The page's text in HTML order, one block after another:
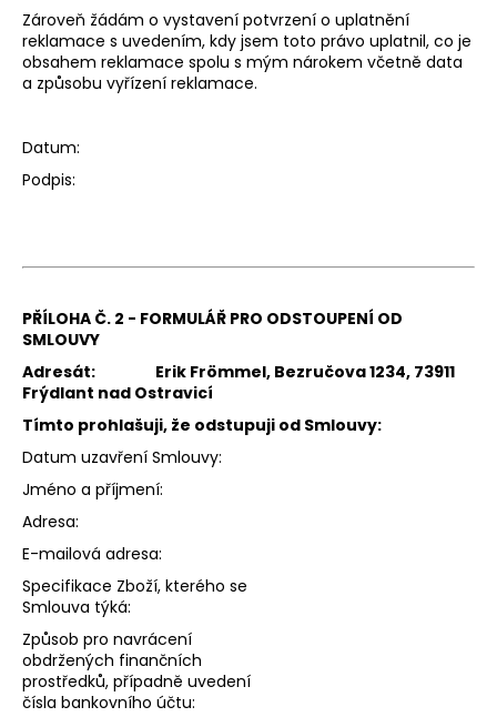
Zároveň žádám o vystavení potvrzení o uplatnění
reklamace s uvedením, kdy jsem toto právo uplatnil, co je
obsahem reklamace spolu s mým nárokem včetně data
a způsobu vyřízení reklamace.
Datum:
Podpis:
PŘÍLOHA Č. 2 - FORMULÁŘ PRO ODSTOUPENÍ OD
SMLOUVY
Adresát:
Erik Frömmel, Bezručova 1234, 73911
Frýdlant nad Ostravicí
Tímto prohlašuji, že odstupuji od Smlouvy:
Datum uzavření Smlouvy:
Jméno a příjmení:
Adresa:
E-mailová adresa:
Specifikace Zboží, kterého se
Smlouva týká:
Způsob pro navrácení
obdržených finančních
prostředků, případně uvedení
čísla bankovního účtu: